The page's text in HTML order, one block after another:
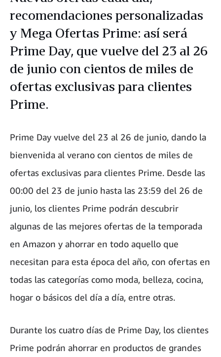
recomendaciones personalizadas
y Mega Ofertas Prime: así será
Prime Day, que vuelve del 23 al 26
de junio con cientos de miles de
ofertas exclusivas para clientes
Prime.
Prime Day vuelve del 23 al 26 de junio, dando la
bienvenida al verano con cientos de miles de
ofertas exclusivas para clientes Prime. Desde las
00:00 del 23 de junio hasta las 23:59 del 26 de
junio, los clientes Prime podrán descubrir
algunas de las mejores ofertas de la temporada
en Amazon y ahorrar en todo aquello que
necesitan para esta época del año, con ofertas en
todas las categorías como moda, belleza, cocina,
hogar o básicos del día a día, entre otras.
Durante los cuatro días de Prime Day, los clientes
Prime podrán ahorrar en productos de grandes